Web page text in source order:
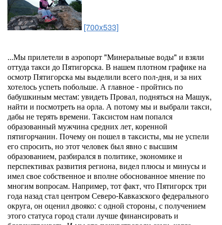
[700x533]
...Мы прилетели в аэропорт "Минеральные воды" и взяли
оттуда такси до Пятигорска. В нашем плотном графике на
осмотр Пятигорска мы выделили всего пол-дня, и за них
хотелось успеть побольше. А главное - пройтись по
бабушкиным местам: увидеть Провал, подняться на Машук,
найти и посмотреть на орла. А потому мы и выбрали такси,
дабы не терять времени. Таксистом нам попался
образованный мужчина средних лет, коренной
пятигорчанин. Почему он пошел в таксисты, мы не успели
его спросить, но этот человек был явно с высшим
образованием, разбирался в политике, экономике и
перспективах развития региона, видел плюсы и минусы и
имел свое собственное и вполне обоснованное мнение по
многим вопросам. Например, тот факт, что Пятигорск три
года назад стал центром Северо-Кавказского федерального
округа, он оценил двояко: с одной стороны, с получением
этого статуса город стали лучше финансировать и